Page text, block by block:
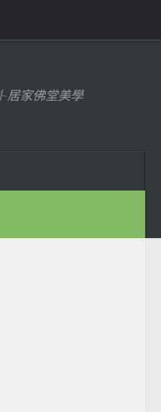
居家佛堂美學